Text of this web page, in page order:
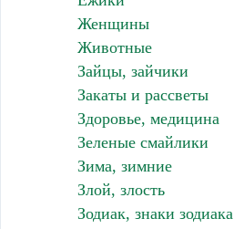
Женщины
Животные
Зайцы, зайчики
Закаты и рассветы
Здоровье, медицина
Зеленые смайлики
Зима, зимние
Злой, злость
Зодиак, знаки зодиака